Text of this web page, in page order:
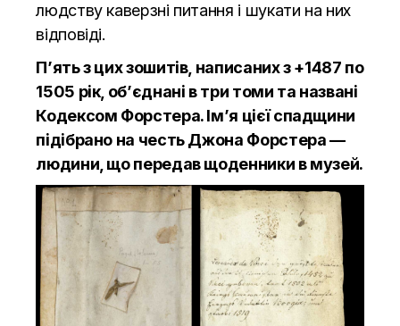
людству каверзні питання і шукати на них
відповіді.
П’ять з цих зошитів, написаних з +1487 по
1505 рік, об’єднані в три томи та названі
Кодексом Форстера. Ім’я цієї спадщини
підібрано на честь Джона Форстера —
людини, що передав щоденники в музей.